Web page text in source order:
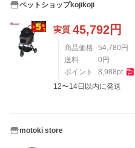
ペットショップkojikoji
実質 45,792円
商品価格 54,780 円
送料
0 円
ポイント
8,988pt
12〜14日以内に発送
motoki store